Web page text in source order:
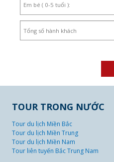
TOUR TRONG NƯỚC
Tour du lịch Miền Bắc
Tour du lịch Miền Trung
Tour du lịch Miền Nam
Tour liên tuyến Bắc Trung Nam